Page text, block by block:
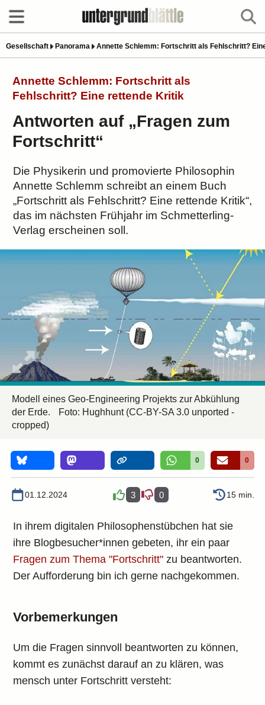
Gesellschaft Panorama Annette Schlemm: Fortschritt als Fehlschritt?
Annette Schlemm: Fortschritt als
Fehlschritt? Eine rettende Kritik
Antworten auf „Fragen zum
Fortschritt“
Die Physikerin und promovierte Philosophin
Annette Schlemm schreibt an einem Buch
„Fortschritt als Fehlschritt? Eine rettende Kritik“,
das im nächsten Frühjahr im Schmetterling-
Verlag erscheinen soll.
Modell eines Geo-Engineering Projekts zur Abkühlung
der Erde.
Foto: Hughhunt(CC-BY-SA 3.0 unported -
cropped)
0 0
01.12.2024 3 0 15 min.
In ihrem digitalen Philosophenstübchen hat sie
ihre Blogbesucher*innen gebeten, ihr ein paar
Fragen zum Thema "Fortschritt" zu beantworten.
Der Aufforderung bin ich gerne nachgekommen.
Vorbemerkungen
Um die Fragen sinnvoll beantworten zu können,
kommt es zunächst darauf an zu klären, was
mensch unter Fortschritt versteht: